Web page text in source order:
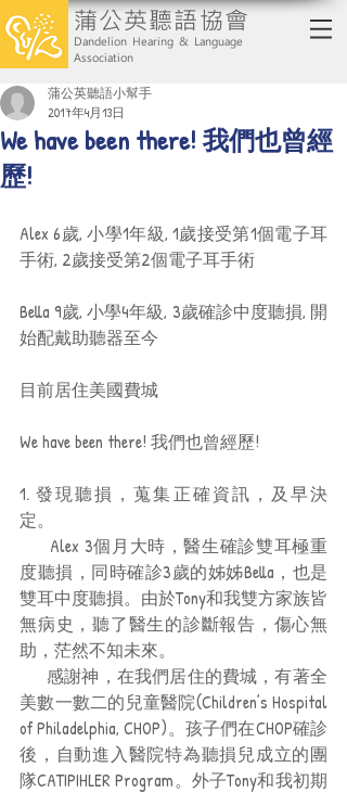
蒲公英聽語協會
Dandelion Hearing & Language
Association
We have been there! 我們也曾經
歷!
蒲公英聽語小幫手
2017年4月13日
Alex 6歲, 小學1年級, 1歲接受第1個電子耳
手術, 2歲接受第2個電子耳手術
Bella 9歲, 小學4年級, 3歲確診中度聽損, 開
始配戴助聽器至今
目前居住美國費城
We have been there! 我們也曾經歷!
1. 發現聽損，蒐集正確資訊，及早決
定。
度聽損，同時確診3歲的姊姊Bella，也是
雙耳中度聽損。由於Tony和我雙方家族皆
無病史，聽了醫生的診斷報告，傷心無
助，茫然不知未來。
美數一數二的兒童醫院(Children’s Hospital
of Philadelphia, CHOP)。孩子們在CHOP確診
後，自動進入醫院特為聽損兒成立的團
隊CATIPIHLER Program。外子Tony和我初期